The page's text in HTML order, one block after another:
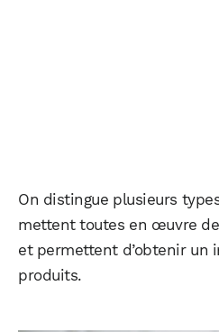
On distingue plusieurs
mettent toutes en œuvre
et permettent d’obtenir un
produits.